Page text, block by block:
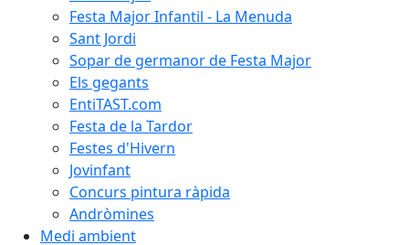
Festa Major Infantil - La Menuda
Sant Jordi
Sopar de germanor de Festa Major
Els gegants
EntiTAST.com
Festa de la Tardor
Festes d'Hivern
Jovinfant
Concurs pintura ràpida
Andròmines
Medi ambient